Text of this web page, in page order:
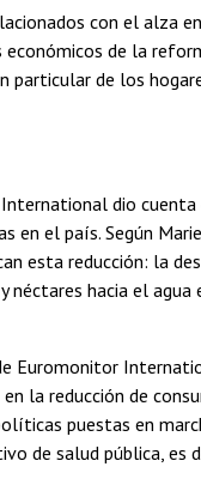
con el alza
de la
particular de los
dio cuenta
en el país. Según
esta reducción: la
néctares hacia el
Euromonitor
la reducción de
puestas en
de salud pública, es